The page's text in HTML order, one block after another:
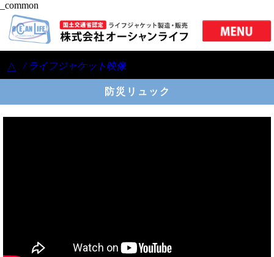
_common
△ / ライフジャケット映像
防災リュック